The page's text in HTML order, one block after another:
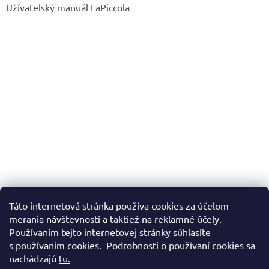
Táto internetová stránka používa cookies za účelom
merania návštevnosti a taktiež na reklamné účely.
Používaním tejto internetovej stránky súhlasíte
s používaním cookies. Podrobnosti o používaní cookies sa
nachádzajú tu.
Užívatelský manuál LaPiccola